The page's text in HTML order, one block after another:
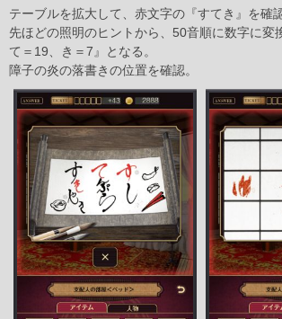
テーブルを拡大して、赤文字の『すてき』を確認
先ほどの照明のヒントから、50音順に数字に変
て＝19、き＝7』となる。
障子の炎の落書きの位置を確認。